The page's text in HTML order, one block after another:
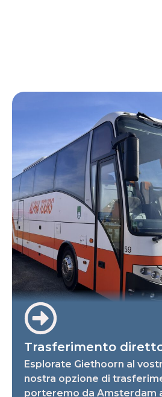
Trasferimento
Esplorate Giethoorn al
nostra opzione di
porteremo da Amsterdam